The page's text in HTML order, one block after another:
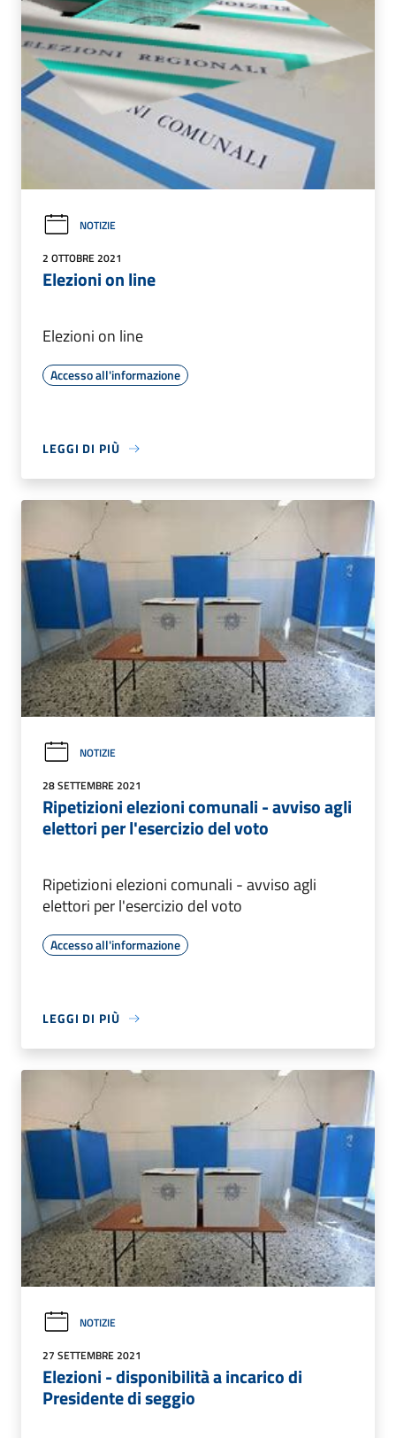
NOTIZIE
2 OTTOBRE 2021
Elezioni on line
Elezioni on line
Accesso all'informazione
LEGGI DI PIÙ
NOTIZIE
28 SETTEMBRE 2021
Ripetizioni elezioni comunali - avviso agli
elettori per l'esercizio del voto
Ripetizioni elezioni comunali - avviso agli
elettori per l'esercizio del voto
Accesso all'informazione
LEGGI DI PIÙ
NOTIZIE
27 SETTEMBRE 2021
Elezioni - disponibilità a incarico di
Presidente di seggio